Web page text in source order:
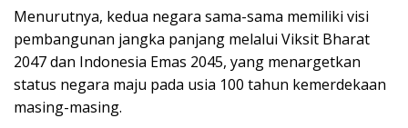
Menurutnya, kedua negara sama-sama memiliki visi
pembangunan jangka panjang melalui Viksit Bharat
2047 dan Indonesia Emas 2045, yang menargetkan
status negara maju pada usia 100 tahun kemerdekaan
masing-masing.